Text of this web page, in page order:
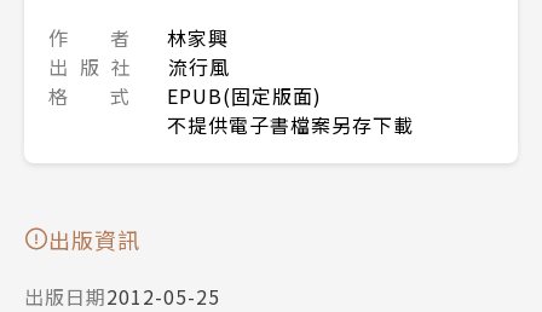
作 者
林家興
出 版 社
流行風
格 式
EPUB(固定版面)
不提供電子書檔案另存下載
出版資訊
出版日期2012-05-25